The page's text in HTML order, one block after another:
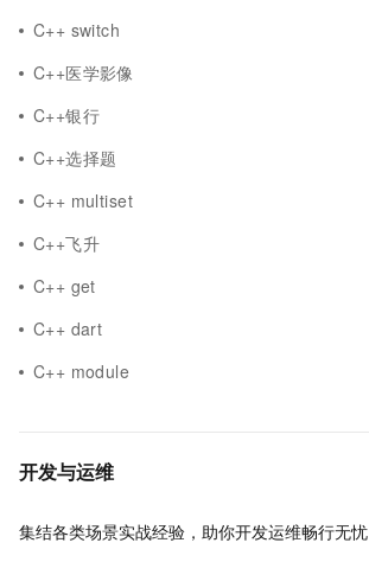
C++ switch
C++医学影像
C++银行
C++选择题
C++ multiset
C++飞升
C++ get
C++ dart
C++ module
开发与运维
集结各类场景实战经验，助你开发运维畅行无忧